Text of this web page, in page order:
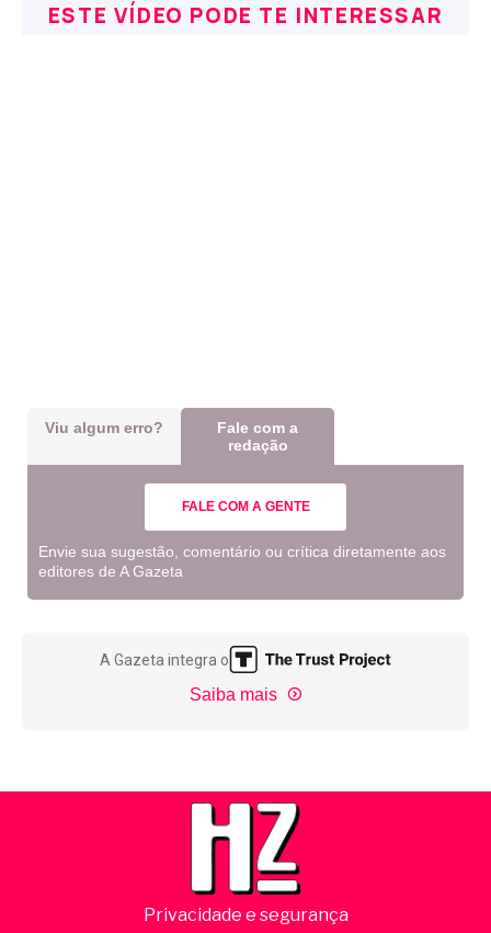
ESTE VÍDEO PODE TE INTERESSAR
Viu algum erro?
Fale com a
redação
FALE COM A GENTE
Envie sua sugestão, comentário ou crítica diretamente aos
editores de A Gazeta
A Gazeta integra o
Saiba mais
Privacidade e segurança